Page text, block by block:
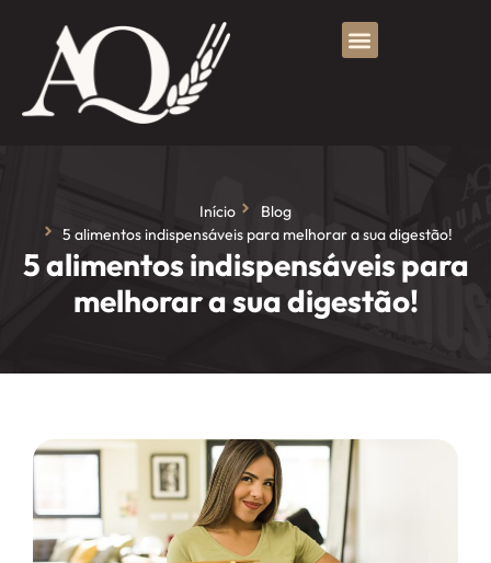
Início
Blog
5 alimentos indispensáveis para melhorar a sua digestão!
5 alimentos indispensáveis para
melhorar a sua digestão!